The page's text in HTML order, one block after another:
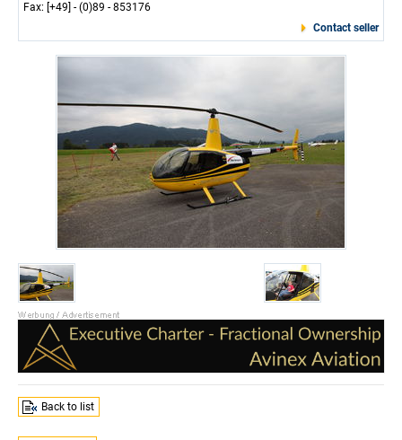
Fax: [+49] - (0)89 - 853176
Contact seller
Back to list